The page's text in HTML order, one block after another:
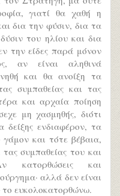
γιατί θα χαθή η
δια την φύσιν, δια τα
του ηλίου και δια
την είδες παρά μόνον
αν είναι αληθινά
και θα ανοίξη τα
συμπαθείας και τας
και αρχαία ποίηση
μη χασμηθής, διότι
δείξης ενδιαφέρον, τα
και τότε βέβαια,
συμπαθείας του και
κατορθώσεις και
αλλά δεν είναι
το ευκολοκατορθώνω.